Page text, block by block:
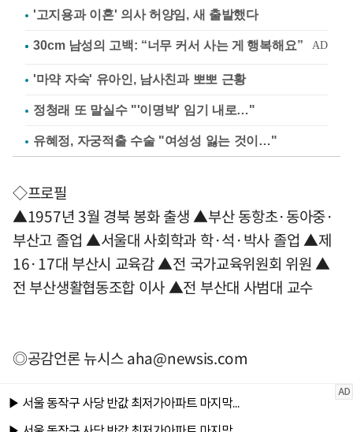
'고지용과 이혼' 의사 허양임, 새 출발했다
'마약 자숙' 유아인, 남사친과 뽀뽀 근황
정청래 또 말실수 "'이명박' 임기 내로…"
유혜정, 자궁적출 수술 "여성성 잃는 것이…"
◇프로필
▲1957년 3월 경북 봉화 출생 ▲부산 동항초·동아중·
부산고 졸업 ▲서울대 사회학과 학·석·박사 졸업 ▲제
16·17대 부산시 교육감 ▲전 국가교육위원회 위원 ▲
전 부산생활협동조합 이사 ▲전 부산대 사범대 교수
◎공감언론 뉴시스aha@newsis.com